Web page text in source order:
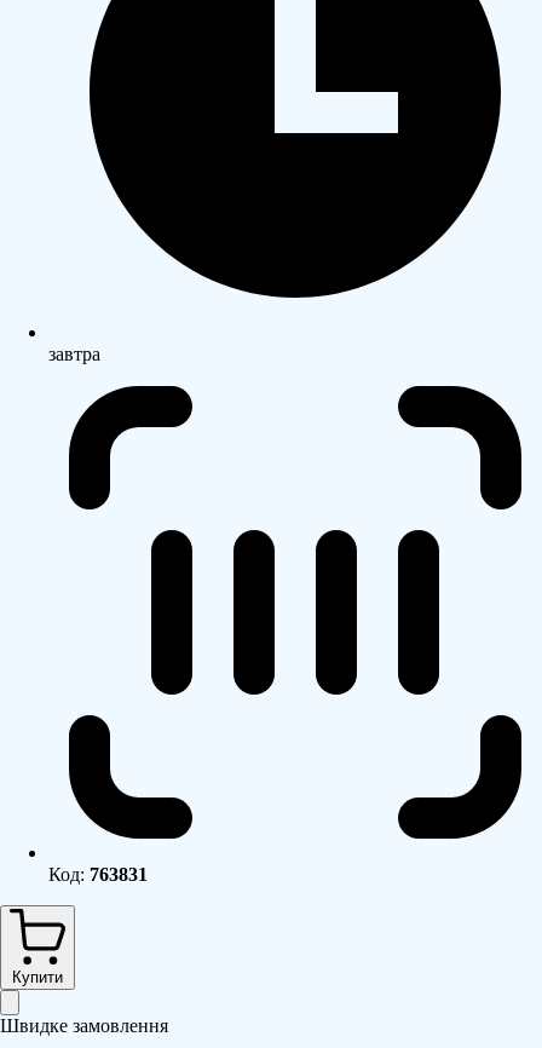
завтра
Код: 763831
Купити
Швидке замовлення